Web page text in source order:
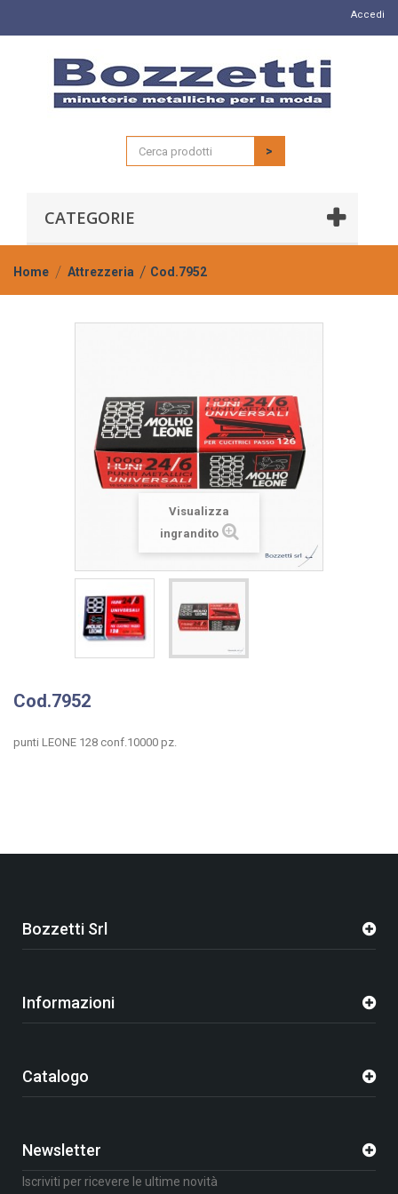
Accedi
>
CATEGORIE
Home Attrezzeria Cod.7952
Visualizza
ingrandito
Cod.7952
punti LEONE 128 conf.10000 pz.
Bozzetti Srl
Informazioni
Catalogo
Newsletter
Iscriviti per ricevere le ultime novità